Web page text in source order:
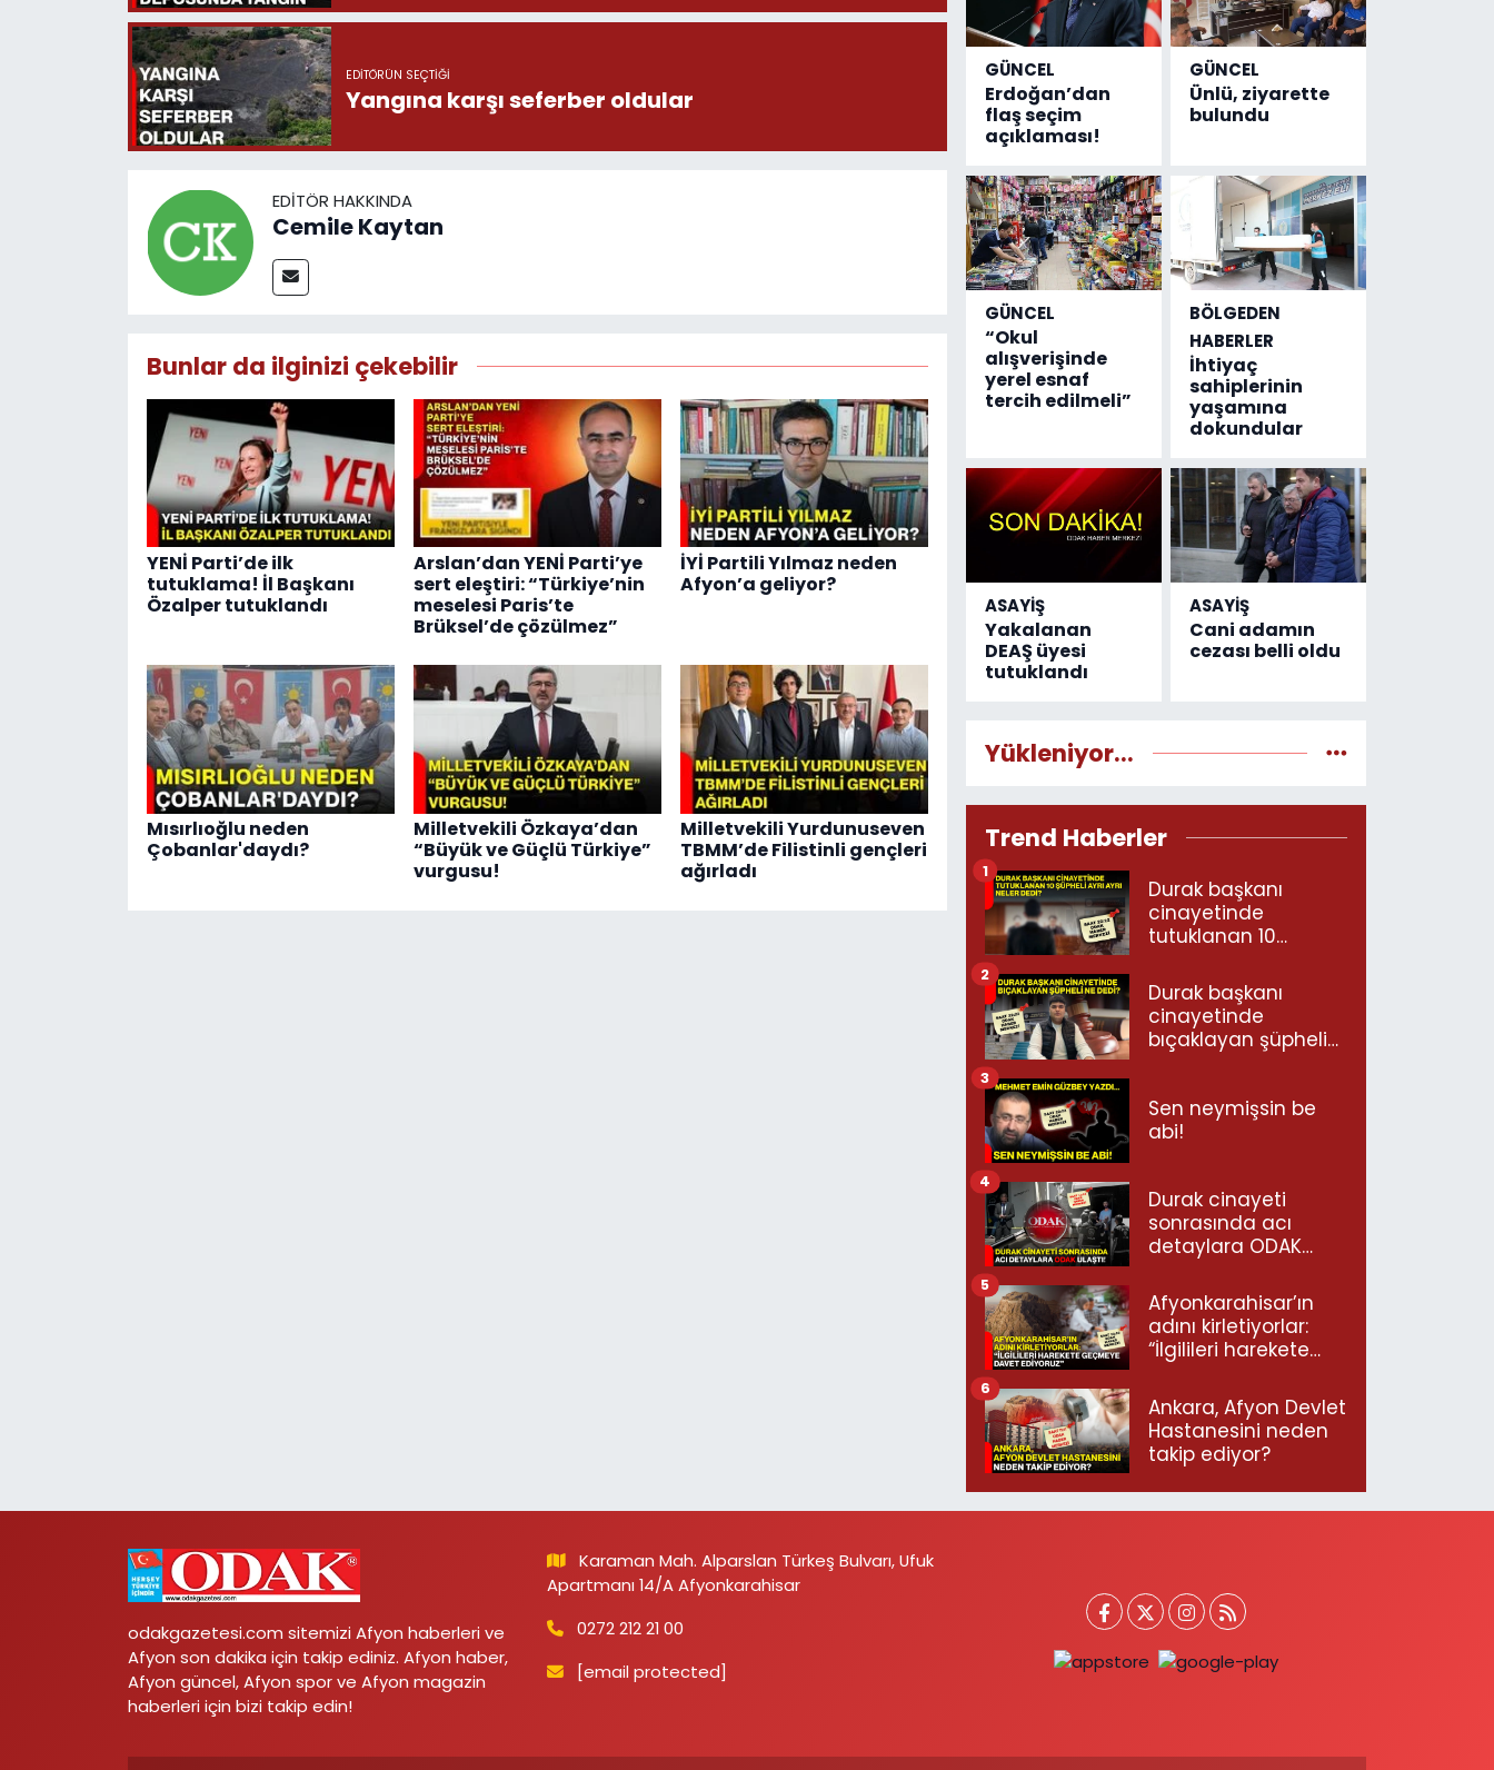
EDITÖRÜN SEÇTIĞI
Yangına karşı seferber oldular
EDITÖR HAKKINDA
Cemile Kaytan
Bunlar da ilginizi çekebilir
YENİ Parti’de ilk
tutuklama! İl Başkanı
Özalper tutuklandı
Arslan’dan YENİ Parti’ye
sert eleştiri: “Türkiye’nin
meselesi Paris’te
Brüksel’de çözülmez”
İYİ Partili Yılmaz neden
Afyon’a geliyor?
Mısırlıoğlu neden
Çobanlar'daydı?
Milletvekili Özkaya’dan
“Büyük ve Güçlü Türkiye”
vurgusu!
Milletvekili Yurdunuseven
TBMM’de Filistinli gençleri
ağırladı
GÜNCEL
Erdoğan’dan
flaş seçim
açıklaması!
GÜNCEL
Ünlü, ziyarette
bulundu
GÜNCEL
“Okul
alışverişinde
yerel esnaf
tercih edilmeli”
BÖLGEDEN
HABERLER
İhtiyaç
sahiplerinin
yaşamına
dokundular
ASAYİŞ
Yakalanan
DEAŞ üyesi
tutuklandı
ASAYİŞ
Cani adamın
cezası belli oldu
Yükleniyor...
Trend Haberler
Durak başkanı
cinayetinde
tutuklanan 10
neler dedi?
1
Durak başkanı
cinayetinde
bıçaklayan şüpheli
2
Sen neymişsin be
abi!
3
Durak cinayeti
sonrasında acı
detaylara ODAK
4
Afyonkarahisar’ın
adını kirletiyorlar:
“İlgilileri harekete
ediyoruz”
5
Ankara, Afyon Devlet
Hastanesini neden
takip ediyor?
6
odakgazetesi.com sitemizi Afyon haberleri ve
Afyon son dakika için takip ediniz. Afyon haber,
Afyon güncel, Afyon spor ve Afyon magazin
haberleri için bizi takip edin!
Karaman Mah. Alparslan Türkeş Bulvarı, Ufuk
Apartmanı 14/A Afyonkarahisar
0272 212 21 00
[email protected]